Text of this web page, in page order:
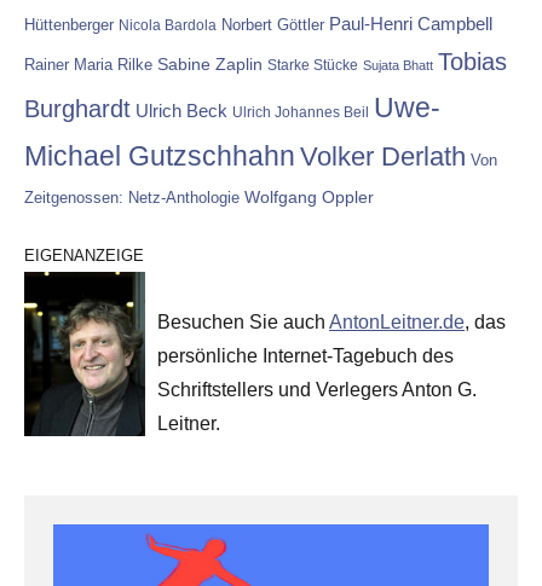
Hüttenberger Nicola Bardola Norbert Göttler Paul-Henri Campbell
Rainer Maria Rilke Sabine Zaplin Starke Stücke Sujata Bhatt Tobias
Burghardt Ulrich Beck Ulrich Johannes Beil Uwe-
Michael Gutzschhahn Volker Derlath Von
Zeitgenossen: Netz-Anthologie Wolfgang Oppler
EIGENANZEIGE
Besuchen Sie auch AntonLeitner.de, das
persönliche Internet-Tagebuch des
Schriftstellers und Verlegers Anton G.
Leitner.